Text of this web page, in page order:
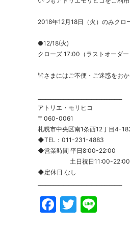
2018年12月18日（火）のみクロ
●12/18(火)
クローズ 17:00（ラストオーダ
皆さまにはご不便・ご迷惑をお
アトリエ・モリヒコ
〒060-0061
札幌市中央区南1条西12丁目4-
◆TEL：011-231-4883
◆営業時間 平日8:00-22:00
土日祝日11:00-22:00
◆定休日 なし